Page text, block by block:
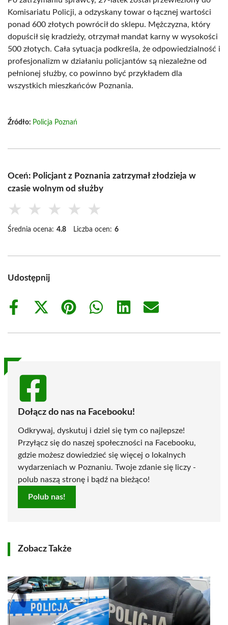
Komisariatu Policji, a odzyskany towar o łącznej wartości
ponad 600 złotych powrócił do sklepu. Mężczyzna, który
dopuścił się kradzieży, otrzymał mandat karny w wysokości
500 złotych. Cała sytuacja podkreśla, że odpowiedzialność i
profesjonalizm w działaniu policjantów są niezależne od
pełnionej służby, co powinno być przykładem dla
wszystkich mieszkańców Poznania.
Źródło: Policja Poznań
Oceń: Policjant z Poznania zatrzymał złodzieja w
czasie wolnym od służby
★ ★ ★ ★ ★
Średnia ocena: 4.8 Liczba ocen: 6
Udostępnij
Share
Share
(Twitter)
Share
Share
Share
Share
Dołącz do nas na Facebooku!
Odkrywaj, dyskutuj i dziel się tym co najlepsze!
Przyłącz się do naszej społeczności na Facebooku,
gdzie możesz dowiedzieć się więcej o lokalnych
wydarzeniach w Poznaniu. Twoje zdanie się liczy -
polub naszą stronę i bądź na bieżąco!
Polub nas!
Zobacz Także